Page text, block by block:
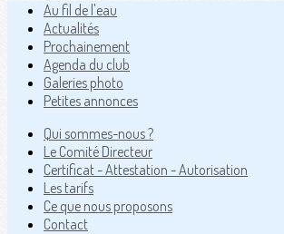
Au fil de l'eau
Actualités
Prochainement
Agenda du club
Galeries photo
Petites annonces
Qui sommes-nous ?
Le Comité Directeur
Certificat - Attestation - Autorisation
Les tarifs
Ce que nous proposons
Contact